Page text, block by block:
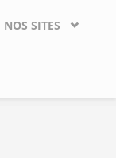
NOS SITES